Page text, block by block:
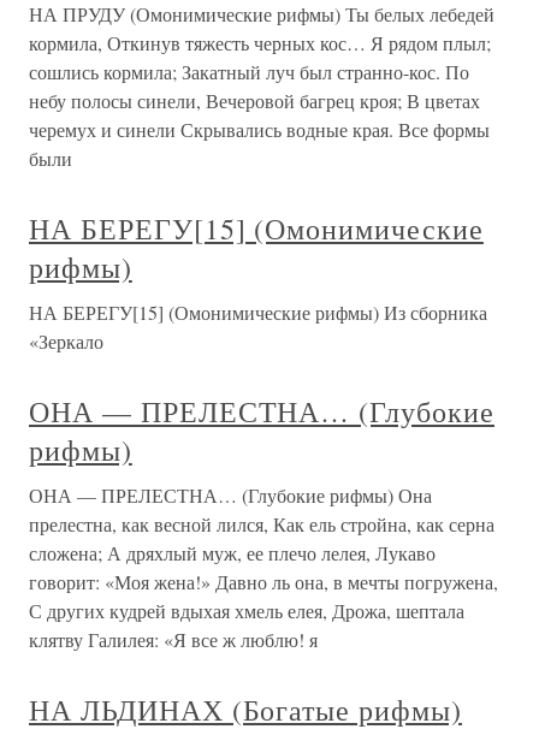
НА ПРУДУ (Омонимические рифмы) Ты белых лебедей
кормила, Откинув тяжесть черных кос… Я рядом плыл;
сошлись кормила; Закатный луч был странно-кос. По
небу полосы синели, Вечеровой багрец кроя; В цветах
черемух и синели Скрывались водные края. Все формы
были
НА БЕРЕГУ[15] (Омонимические
рифмы)
НА БЕРЕГУ[15] (Омонимические рифмы) Из сборника
«Зеркало
ОНА — ПРЕЛЕСТНА… (Глубокие
рифмы)
ОНА — ПРЕЛЕСТНА… (Глубокие рифмы) Она
прелестна, как весной лился, Как ель стройна, как серна
сложена; А дряхлый муж, ее плечо лелея, Лукаво
говорит: «Моя жена!» Давно ль она, в мечты погружена,
С других кудрей вдыхая хмель елея, Дрожа, шептала
клятву Галилея: «Я все ж люблю! я
НА ЛЬДИНАХ (Богатые рифмы)